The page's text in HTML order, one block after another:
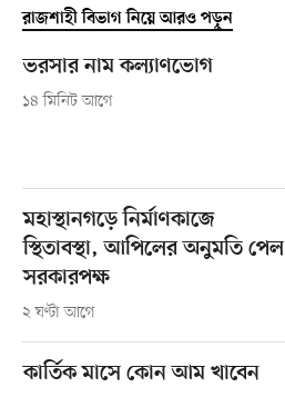
রাজশাহী বিভাগ নিয়ে আরও পড়ুন
ভরসার নাম কল্যাণভোগ
১৪ মিনিট আগে
মহাস্থানগড়ে নির্মাণকাজে
স্থিতাবস্থা, আপিলের অনুমতি পেল
সরকারপক্ষ
২ ঘণ্টা আগে
কার্তিক মাসে কোন আম খাবেন